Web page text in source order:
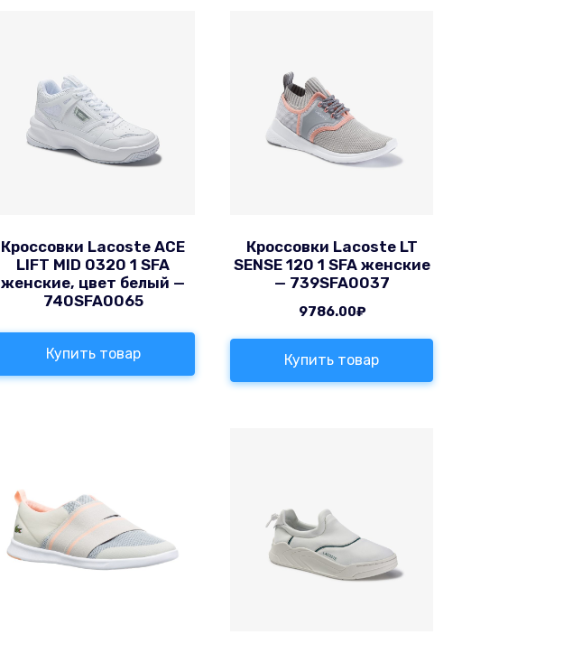
Кроссовки Lacoste ACE
LIFT MID 0320 1 SFA
женские, цвет белый —
740SFA0065
Купить товар
Кроссовки Lacoste LT
SENSE 120 1 SFA женские
— 739SFA0037
9786.00₽
Купить товар